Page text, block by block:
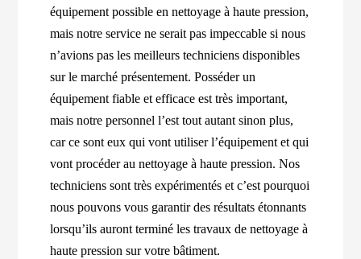
équipement possible en nettoyage à haute pression,
mais notre service ne serait pas impeccable si nous
n’avions pas les meilleurs techniciens disponibles
sur le marché présentement. Posséder un
équipement fiable et efficace est très important,
mais notre personnel l’est tout autant sinon plus,
car ce sont eux qui vont utiliser l’équipement et qui
vont procéder au nettoyage à haute pression. Nos
techniciens sont très expérimentés et c’est pourquoi
nous pouvons vous garantir des résultats étonnants
lorsqu’ils auront terminé les travaux de nettoyage à
haute pression sur votre bâtiment.